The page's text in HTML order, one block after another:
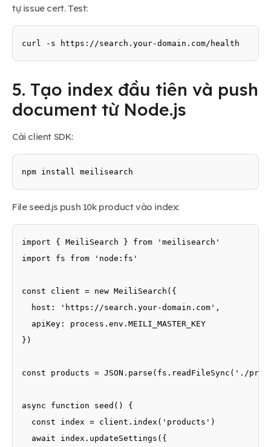
tự issue cert. Test:
curl -s https://search.your-domain.com/health
5. Tạo index đầu tiên và push
document từ Node.js
Cài client SDK:
npm install meilisearch
File seed.js push 10k product vào index:
import { MeiliSearch } from 'meilisearch'
import fs from 'node:fs'
const client = new MeiliSearch({
  host: 'https://search.your-domain.com',
  apiKey: process.env.MEILI_MASTER_KEY
})
const products = JSON.parse(fs.readFileSync('./
async function seed() {
  const index = client.index('products')
  await index.updateSettings({